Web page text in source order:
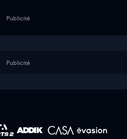
Publicité
Publicité